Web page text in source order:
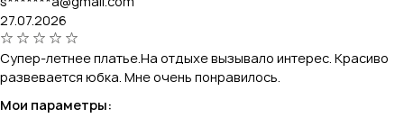
27.07.2026
Супер-летнее платье.На отдыхе вызывало интерес. Красиво
развевается юбка. Мне очень понравилось.
Мои параметры: